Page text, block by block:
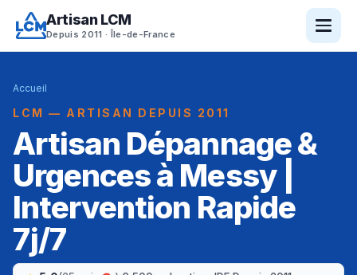
Artisan LCM
Depuis 2011 · Île-de-France
Accueil
LCM — ARTISAN DEPUIS 2011
Artisan Dépannage &
Urgences à Messy |
Intervention Rapide
7j/7